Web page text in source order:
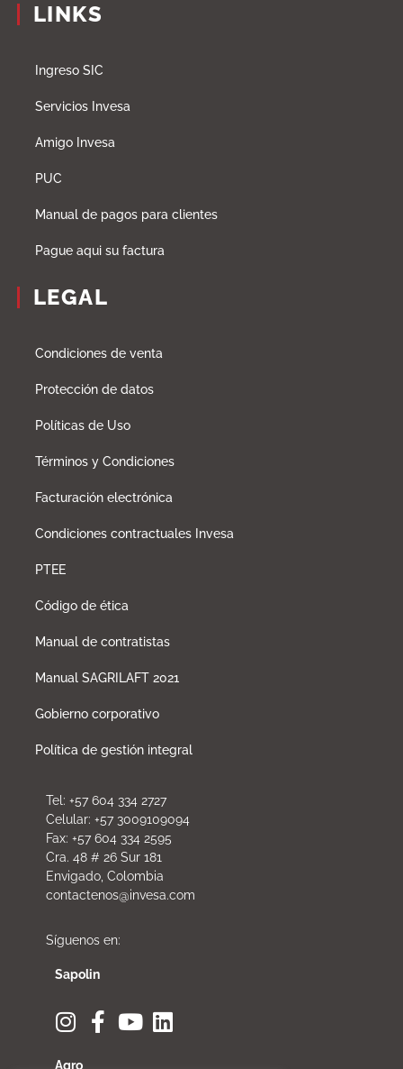
LINKS
Ingreso SIC
Servicios Invesa
Amigo Invesa
PUC
Manual de pagos para clientes
Pague aqui su factura
LEGAL
Condiciones de venta
Protección de datos
Políticas de Uso
Términos y Condiciones
Facturación electrónica
Condiciones contractuales Invesa
PTEE
Código de ética
Manual de contratistas
Manual SAGRILAFT 2021
Gobierno corporativo
Política de gestión integral
Tel: +57 604 334 2727
Celular: +57 3009109094
Fax: +57 604 334 2595
Cra. 48 # 26 Sur 181
Envigado, Colombia
contactenos@invesa.com
Síguenos en:
Sapolin
Agro